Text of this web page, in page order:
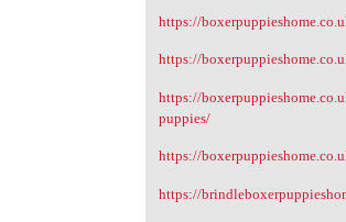
https://
https://
https://
puppies/
https://
https://